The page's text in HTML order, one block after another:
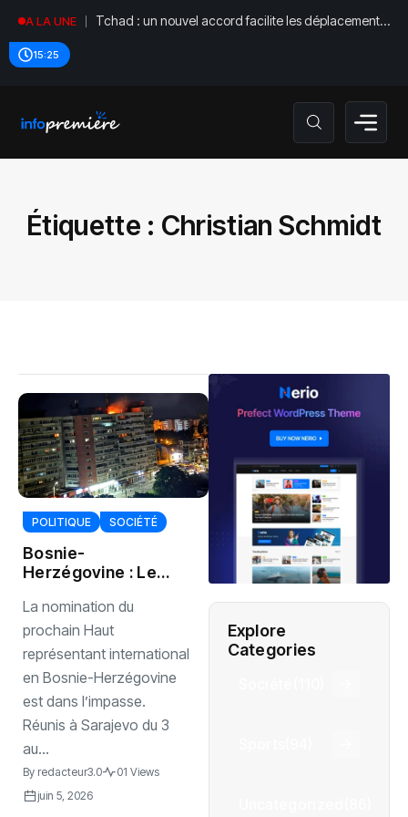
A LA UNE
Tchad : un nouvel accord facilite les déplacements
15:25
Étiquette : Christian Schmidt
POLITIQUE SOCIÉTÉ
Bosnie-
Herzégovine : Le
Christian Schmidt
au cœur d’un bras
de fer entre
Washington et
l’Europe
La nomination du
prochain Haut
représentant international
en Bosnie-Herzégovine
est dans l’impasse.
Réunis à Sarajevo du 3
au...
By redacteur3.0
01 Views
juin 5, 2026
Explore
Categories